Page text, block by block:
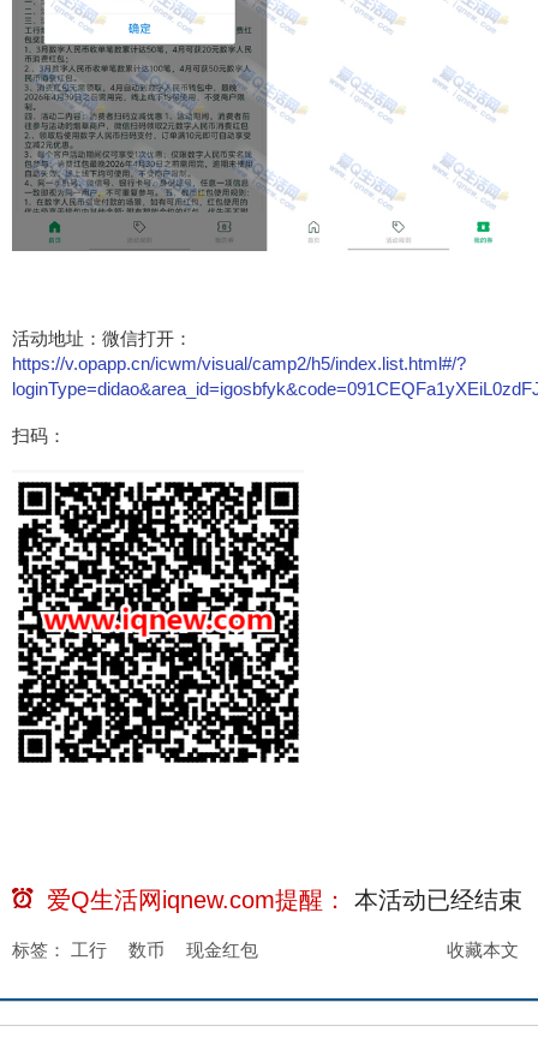
活动地址：微信打开：
https://v.opapp.cn/icwm/visual/camp2/h5/index.list.html#/?
扫码：
爱Q生活网iqnew.com提醒： 本活动已经结束
收藏本文
标签： 工行 数币 现金红包